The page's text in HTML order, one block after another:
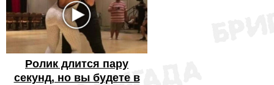
Ролик длится пару
секунд, но вы будете в